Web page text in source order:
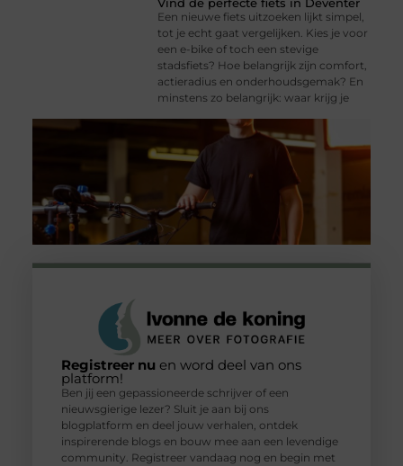
Een nieuwe fiets uitzoeken lijkt simpel,
tot je echt gaat vergelijken. Kies je voor
een e-bike of toch een stevige
stadsfiets? Hoe belangrijk zijn comfort,
actieradius en onderhoudsgemak? En
minstens zo belangrijk: waar krijg je
Registreer nu en word deel van ons
platform!
Ben jij een gepassioneerde schrijver of een
nieuwsgierige lezer? Sluit je aan bij ons
blogplatform en deel jouw verhalen, ontdek
inspirerende blogs en bouw mee aan een levendige
community. Registreer vandaag nog en begin met